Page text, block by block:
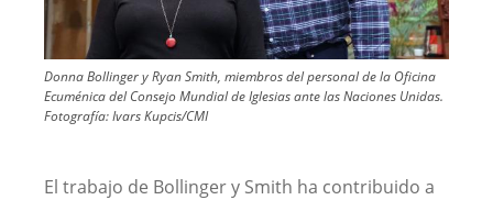
Donna Bollinger y Ryan Smith, miembros del personal de la Oficina
Ecuménica del Consejo Mundial de Iglesias ante las Naciones Unidas.
Fotografía: Ivars Kupcis/CMI
El trabajo de Bollinger y Smith ha contribuido a